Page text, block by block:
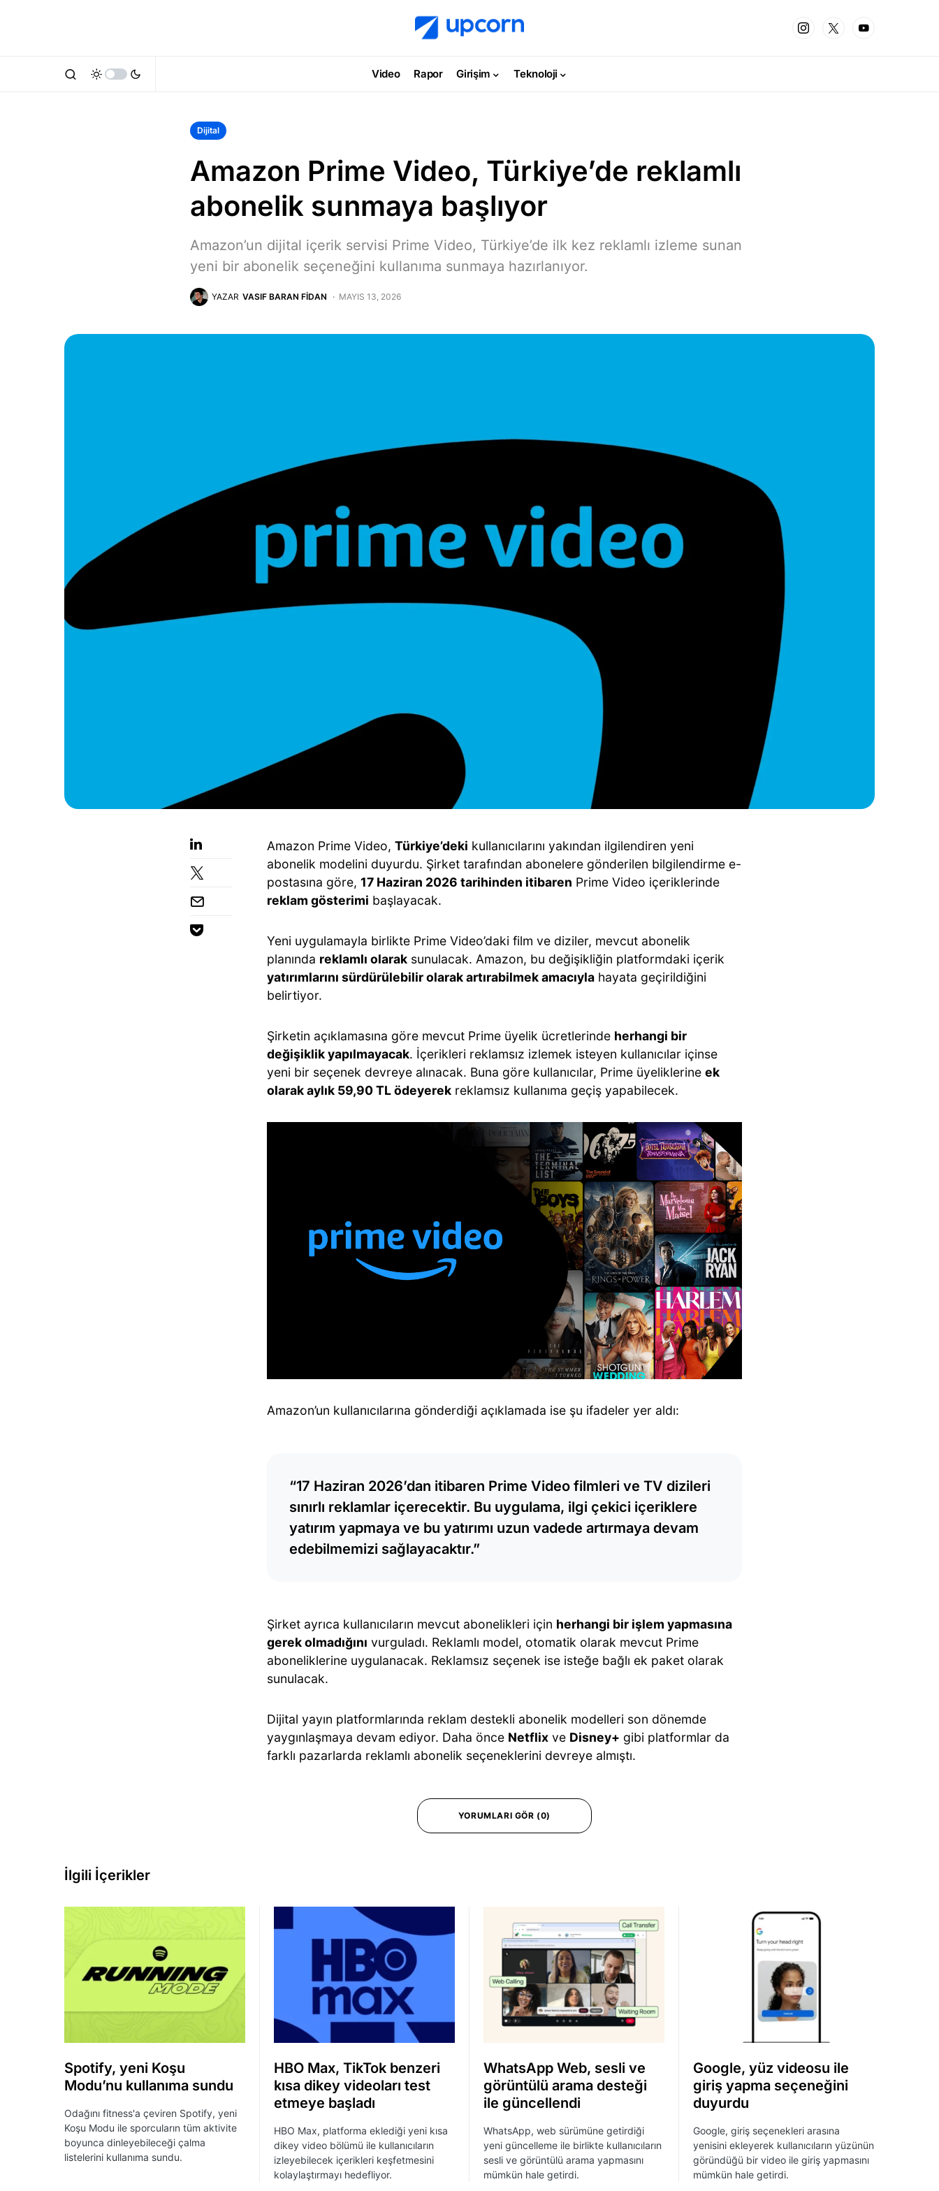
Video Rapor Girişim Teknoloji
Dijital
Amazon Prime Video, Türkiye’de reklamlı
abonelik sunmaya başlıyor
Amazon’un dijital içerik servisi Prime Video, Türkiye’de ilk kez reklamlı izleme sunan
yeni bir abonelik seçeneğini kullanıma sunmaya hazırlanıyor.
YAZAR VASIF BARAN FIDAN MAYIS 13, 2026
Amazon Prime Video, Türkiye’deki kullanıcılarını yakından ilgilendiren yeni
abonelik modelini duyurdu. Şirket tarafından abonelere gönderilen bilgilendirme e-
postasına göre, 17 Haziran 2026 tarihinden itibaren Prime Video içeriklerinde
reklam gösterimi başlayacak.
Yeni uygulamayla birlikte Prime Video’daki film ve diziler, mevcut abonelik
planında reklamlı olarak sunulacak. Amazon, bu değişikliğin platformdaki içerik
yatırımlarını sürdürülebilir olarak artırabilmek amacıyla hayata geçirildiğini
belirtiyor.
Şirketin açıklamasına göre mevcut Prime üyelik ücretlerinde herhangi bir
değişiklik yapılmayacak. İçerikleri reklamsız izlemek isteyen kullanıcılar içinse
yeni bir seçenek devreye alınacak. Buna göre kullanıcılar, Prime üyeliklerine ek
olarak aylık 59,90 TL ödeyerek reklamsız kullanıma geçiş yapabilecek.
Amazon’un kullanıcılarına gönderdiği açıklamada ise şu ifadeler yer aldı:
“17 Haziran 2026’dan itibaren Prime Video filmleri ve TV dizileri
sınırlı reklamlar içerecektir. Bu uygulama, ilgi çekici içeriklere
yatırım yapmaya ve bu yatırımı uzun vadede artırmaya devam
edebilmemizi sağlayacaktır.”
Şirket ayrıca kullanıcıların mevcut abonelikleri için herhangi bir işlem yapmasına
gerek olmadığını vurguladı. Reklamlı model, otomatik olarak mevcut Prime
aboneliklerine uygulanacak. Reklamsız seçenek ise isteğe bağlı ek paket olarak
sunulacak.
Dijital yayın platformlarında reklam destekli abonelik modelleri son dönemde
yaygınlaşmaya devam ediyor. Daha önce Netflix ve Disney+ gibi platformlar da
farklı pazarlarda reklamlı abonelik seçeneklerini devreye almıştı.
YORUMLARI GÖR (0)
İlgili İçerikler
Spotify, yeni Koşu
Modu’nu kullanıma sundu
Odağını fitness'a çeviren Spotify, yeni
Koşu Modu ile sporcuların tüm aktivite
boyunca dinleyebileceği çalma
listelerini kullanıma sundu.
HBO Max, TikTok benzeri
kısa dikey videoları test
etmeye başladı
HBO Max, platforma eklediği yeni kısa
dikey video bölümü ile kullanıcıların
izleyebilecek içerikleri keşfetmesini
kolaylaştırmayı hedefliyor.
WhatsApp Web, sesli ve
görüntülü arama desteği
ile güncellendi
WhatsApp, web sürümüne getirdiği
yeni güncelleme ile birlikte kullanıcıların
sesli ve görüntülü arama yapmasını
mümkün hale getirdi.
Google, yüz videosu ile
giriş yapma seçeneğini
duyurdu
Google, giriş seçenekleri arasına
yenisini ekleyerek kullanıcıların yüzünün
göründüğü bir video ile giriş yapmasını
mümkün hale getirdi.